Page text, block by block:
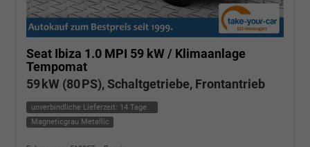
Seat Ibiza 1.0 MPI 59 kW / Klimaanlage
Tempomat
59 kW (80 PS), Schaltgetriebe, Frontantrieb
unverbindliche Lieferzeit: 14 Tage
Magneticgrau Metallic